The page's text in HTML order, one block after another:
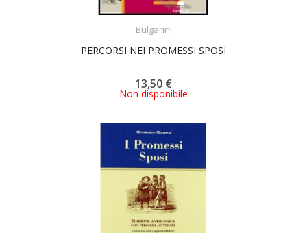
Bulgarini
PERCORSI NEI PROMESSI SPOSI
13,50 €
Non disponibile